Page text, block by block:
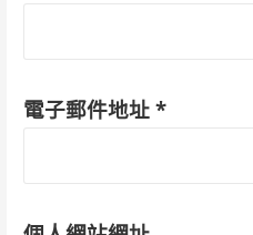
電子郵件地址 *